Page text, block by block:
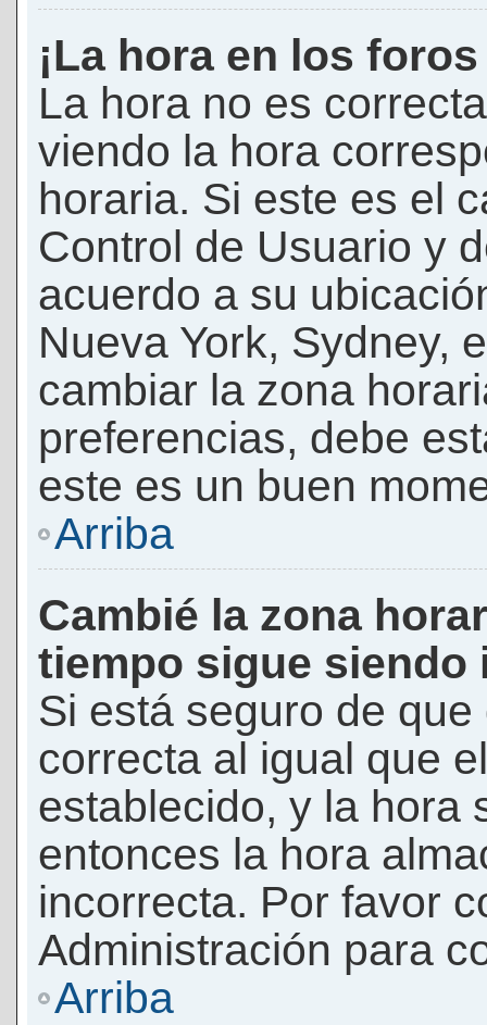
¡La hora en los
La hora no es
viendo la hora
horaria. Si este es el
Control de Usuario y
acuerdo a su
Nueva York, Sydney,
cambiar la zona
preferencias, debe
este es un buen
Arriba
Cambié la zona
tiempo sigue siendo
Si está seguro de
correcta al igual que
establecido, y la hora
entonces la hora
incorrecta. Por favor
Administración para
Arriba